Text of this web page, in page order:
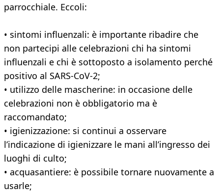
parrocchiale. Eccoli:
• sintomi influenzali: è importante ribadire che
non partecipi alle celebrazioni chi ha sintomi
influenzali e chi è sottoposto a isolamento perché
positivo al SARS-CoV-2;
• utilizzo delle mascherine: in occasione delle
celebrazioni non è obbligatorio ma è
raccomandato;
• igienizzazione: si continui a osservare
l’indicazione di igienizzare le mani all’ingresso dei
luoghi di culto;
• acquasantiere: è possibile tornare nuovamente a
usarle;